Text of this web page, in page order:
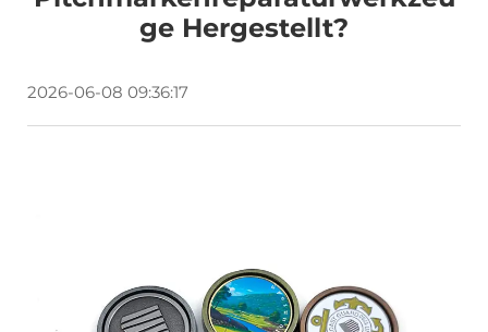
Ge Hergestellt?
2026-06-08 09:36:17